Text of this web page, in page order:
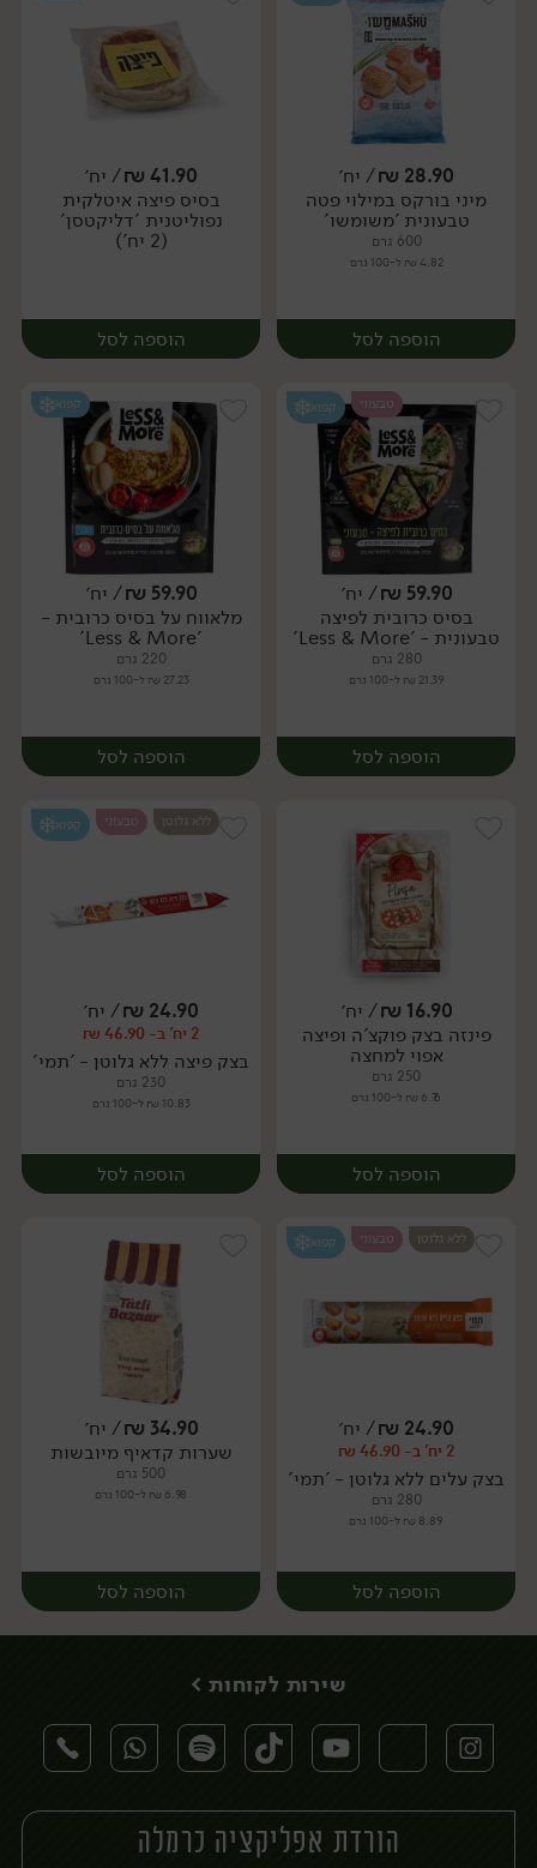
יח׳ יח׳
28.90
₪/ יח׳
מיני בורקס במילוי פטה
טבעונית 'משומשו'
600 גרם
4.82 ₪ ל-100 גרם
הוספה לסל
יח׳
41.90
₪/ יח׳
בסיס פיצה איטלקית
נפוליטנית 'דליקטסן'
(2 יח')
הוספה לסל
יח׳
טבעוני קפוא
59.90
₪/ יח׳
בסיס כרובית לפיצה
טבעונית - 'Less & More'
280 גרם
21.39 ₪ ל-100 גרם
הוספה לסל
יח׳
קפוא
59.90
₪/ יח׳
מלאווח על בסיס כרובית -
'Less & More'
220 גרם
27.23 ₪ ל-100 גרם
הוספה לסל
יח׳
16.90
₪/ יח׳
פינזה בצק פוקצ'ה ופיצה
אפוי למחצה
250 גרם
6.76 ₪ ל-100 גרם
הוספה לסל
יח׳
ללא גלוטן טבעוני קפוא
24.90
₪/ יח׳
2 יח' ב- 46.90 ₪
בצק פיצה ללא גלוטן - 'תמי'
230 גרם
10.83 ₪ ל-100 גרם
הוספה לסל
יח׳
ללא גלוטן טבעוני קפוא
24.90
₪/ יח׳
2 יח' ב- 46.90 ₪
בצק עלים ללא גלוטן - 'תמי'
280 גרם
8.89 ₪ ל-100 גרם
הוספה לסל
34.90
₪/ יח׳
שערות קדאיף מיובשות
500 גרם
6.98 ₪ ל-100 גרם
הוספה לסל
שירות לקוחות >
הורדת אפליקציה כרמלה